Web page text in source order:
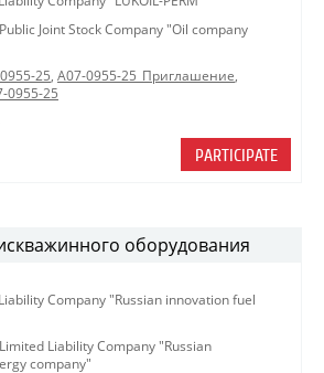
Public Joint Stock Company "Oil company
25, A07-0955-25_Приглашение,
0955-25
PARTICIPATE
оборудования
Company "Russian innovation fuel
Limited Liability Company "Russian
company"